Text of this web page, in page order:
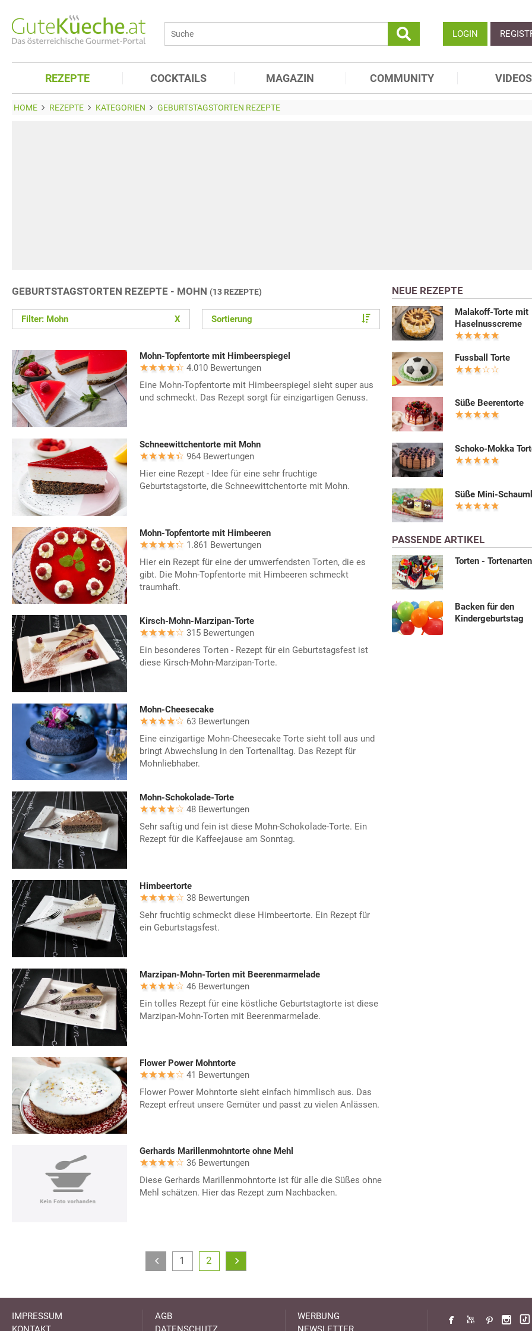
LOGIN
REZEPTE COCKTAILS MAGAZIN COMMUNITY VIDEOS
HOME REZEPTE KATEGORIEN GEBURTSTAGSTORTEN REZEPTE
GEBURTSTAGSTORTEN REZEPTE - MOHN (13 REZEPTE)
Filter: Mohn X Sortierung
Mohn-Topfentorte mit Himbeerspiegel
4.010 Bewertungen
Eine Mohn-Topfentorte mit Himbeerspiegel sieht super aus
und schmeckt. Das Rezept sorgt für einzigartigen Genuss.
Schneewittchentorte mit Mohn
964 Bewertungen
Hier eine Rezept - Idee für eine sehr fruchtige
Geburtstagstorte, die Schneewittchentorte mit Mohn.
Mohn-Topfentorte mit Himbeeren
1.861 Bewertungen
Hier ein Rezept für eine der umwerfendsten Torten, die es
gibt. Die Mohn-Topfentorte mit Himbeeren schmeckt
traumhaft.
Kirsch-Mohn-Marzipan-Torte
315 Bewertungen
Ein besonderes Torten - Rezept für ein Geburtstagsfest ist
diese Kirsch-Mohn-Marzipan-Torte.
Mohn-Cheesecake
63 Bewertungen
Eine einzigartige Mohn-Cheesecake Torte sieht toll aus und
bringt Abwechslung in den Tortenalltag. Das Rezept für
Mohnliebhaber.
Mohn-Schokolade-Torte
48 Bewertungen
Sehr saftig und fein ist diese Mohn-Schokolade-Torte. Ein
Rezept für die Kaffeejause am Sonntag.
Himbeertorte
38 Bewertungen
Sehr fruchtig schmeckt diese Himbeertorte. Ein Rezept für
ein Geburtstagsfest.
Marzipan-Mohn-Torten mit Beerenmarmelade
46 Bewertungen
Ein tolles Rezept für eine köstliche Geburtstagtorte ist diese
Marzipan-Mohn-Torten mit Beerenmarmelade.
Flower Power Mohntorte
41 Bewertungen
Flower Power Mohntorte sieht einfach himmlisch aus. Das
Rezept erfreut unsere Gemüter und passt zu vielen Anlässen.
Gerhards Marillenmohntorte ohne Mehl
36 Bewertungen
Diese Gerhards Marillenmohntorte ist für alle die Süßes ohne
Mehl schätzen. Hier das Rezept zum Nachbacken.
1 2
NEUE REZEPTE
Malakoff-Torte mit
Haselnusscreme
Fussball Torte
Süße Beerentorte
Schoko-Mokka
Süße Mini-
PASSENDE ARTIKEL
Torten - Tortenarten
Backen für den
Kindergeburtstag
IMPRESSUM
AGB
WERBUNG